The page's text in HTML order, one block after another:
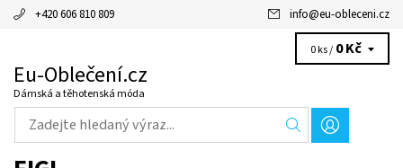
+420 606 810 809 info@eu-obleceni.cz
Eu-Oblečení.cz
Dámská a těhotenská móda
0 ks / 0 Kč